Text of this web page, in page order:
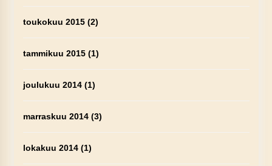
toukokuu 2015(2)
tammikuu 2015(1)
joulukuu 2014(1)
marraskuu 2014(3)
lokakuu 2014(1)